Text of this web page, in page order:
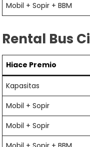
Mobil + Sopir + BBM
Rental Bus
Hiace Premio
Kapasitas
Mobil + Sopir
Mobil + Sopir